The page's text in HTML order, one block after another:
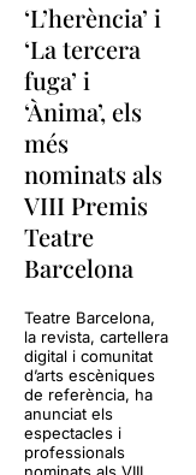
‘L’herència’ i
‘La tercera
fuga’ i
‘Ànima’, els
més
nominats als
VIII Premis
Teatre
Barcelona
Teatre Barcelona,
la revista, cartellera
digital i comunitat
d’arts escèniques
de referència, ha
anunciat els
espectacles i
professionals